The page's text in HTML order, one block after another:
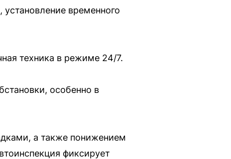
временного
техника в режиме 24/7.
особенно в
а также понижением
фиксирует